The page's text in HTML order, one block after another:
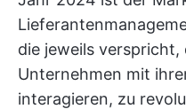
die jeweils verspricht,
Unternehmen mit
interagieren, zu